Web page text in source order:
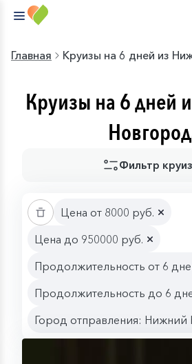
Главная Круизы на 6 дней из
Круизы на 6 дней
Фильтр
Цена от 8000 руб.
Цена до 950000 руб.
Продолжительность от 6
Продолжительность до 6
Город отправления: Нижний